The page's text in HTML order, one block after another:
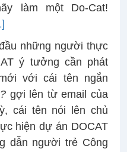
làm một Do-Cat!
những người thực
ý tưởng cần phát
với cái tên ngắn
gợi lên từ email của
cái tên nói lên chủ
hiện dự án DOCAT
dẫn người trẻ Công